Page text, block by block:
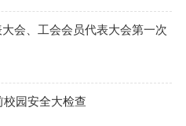
会、工会会员代表大会第一次
园安全大检查